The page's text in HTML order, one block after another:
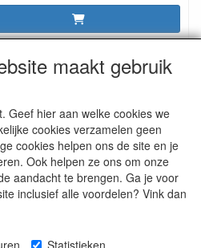
maakt gebruik
Geef hier aan welke cookies we
cookies verzamelen geen
cookies helpen ons de site en je
Ook helpen ze ons om onze
aandacht te brengen. Ga je voor
inclusief alle voordelen? Vink dan
Statistieken